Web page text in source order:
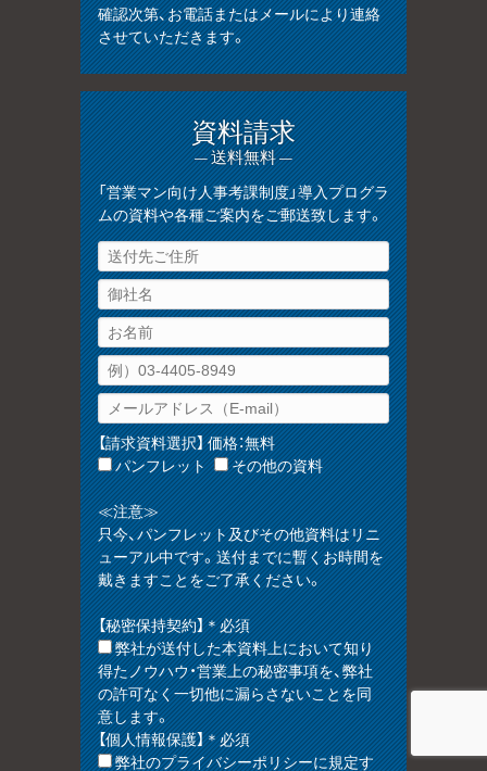
確認次第、お電話またはメールにより連絡
させていただきます。
資料請求
— 送料無料 —
「営業マン向け人事考課制度」導入プログラ
ムの資料や各種ご案内をご郵送致します。
【請求資料選択】 価格：無料
パンフレット
その他の資料
≪注意≫
只今、パンフレット及びその他資料はリニ
ューアル中です。送付までに暫くお時間を
戴きますことをご了承ください。
【秘密保持契約】＊必須
弊社が送付した本資料上において知り
得たノウハウ・営業上の秘密事項を、弊社
の許可なく一切他に漏らさないことを同
意します。
【個人情報保護】＊必須
弊社のプライバシーポリシーに規定す